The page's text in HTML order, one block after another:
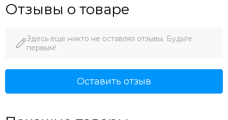
Отзывы о товаре
Здесь еще никто не оставлял отзывы. Будьте
первым!
Оставить отзыв